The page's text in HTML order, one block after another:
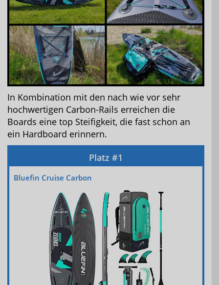
In Kombination mit den nach wie vor sehr
hochwertigen Carbon-Rails erreichen die
Boards eine top Steifigkeit, die fast schon an
ein Hardboard erinnern.
Bluefin Cruise Carbon